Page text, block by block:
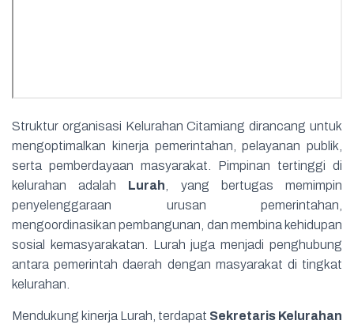
Struktur organisasi Kelurahan Citamiang dirancang untuk
mengoptimalkan kinerja pemerintahan, pelayanan publik,
serta pemberdayaan masyarakat. Pimpinan tertinggi di
kelurahan adalah Lurah , yang bertugas memimpin
penyelenggaraan urusan pemerintahan,
mengoordinasikan pembangunan, dan membina kehidupan
sosial kemasyarakatan. Lurah juga menjadi penghubung
antara pemerintah daerah dengan masyarakat di tingkat
kelurahan.
Mendukung kinerja Lurah, terdapat Sekretaris Kelurahan